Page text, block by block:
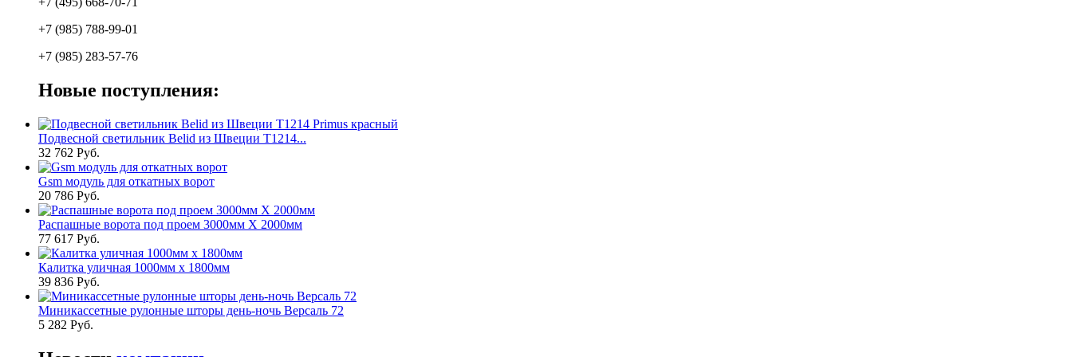
+7 (985) 788-99-01
+7 (985) 283-57-76
Новые поступления:
Подвесной светильник Belid из Швеции T1214...
32 762 Руб.
Gsm модуль для откатных ворот
20 786 Руб.
Распашные ворота под проем 3000мм Х 2000мм
77 617 Руб.
Калитка уличная 1000мм х 1800мм
39 836 Руб.
Миникассетные рулонные шторы день-ночь Версаль 72
5 282 Руб.